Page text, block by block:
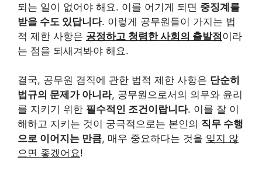
되는 일이 없어야 해요. 이를 어기게 되면 중징계를
받을 수도 있답니다. 이렇게 공무원들이 가지는 법
적 제한 사항은 공정하고 청렴한 사회의 출발점이라
는 점을 되새겨봐야 해요.
결국, 공무원 겸직에 관한 법적 제한 사항은 단순히
법규의 문제가 아니라, 공무원으로서의 의무와 윤리
를 지키기 위한 필수적인 조건이랍니다. 이를 잘 이
해하고 지키는 것이 궁극적으로는 본인의 직무 수행
으로 이어지는 만큼, 매우 중요하다는 것을 잊지 않
으면 좋겠어요!